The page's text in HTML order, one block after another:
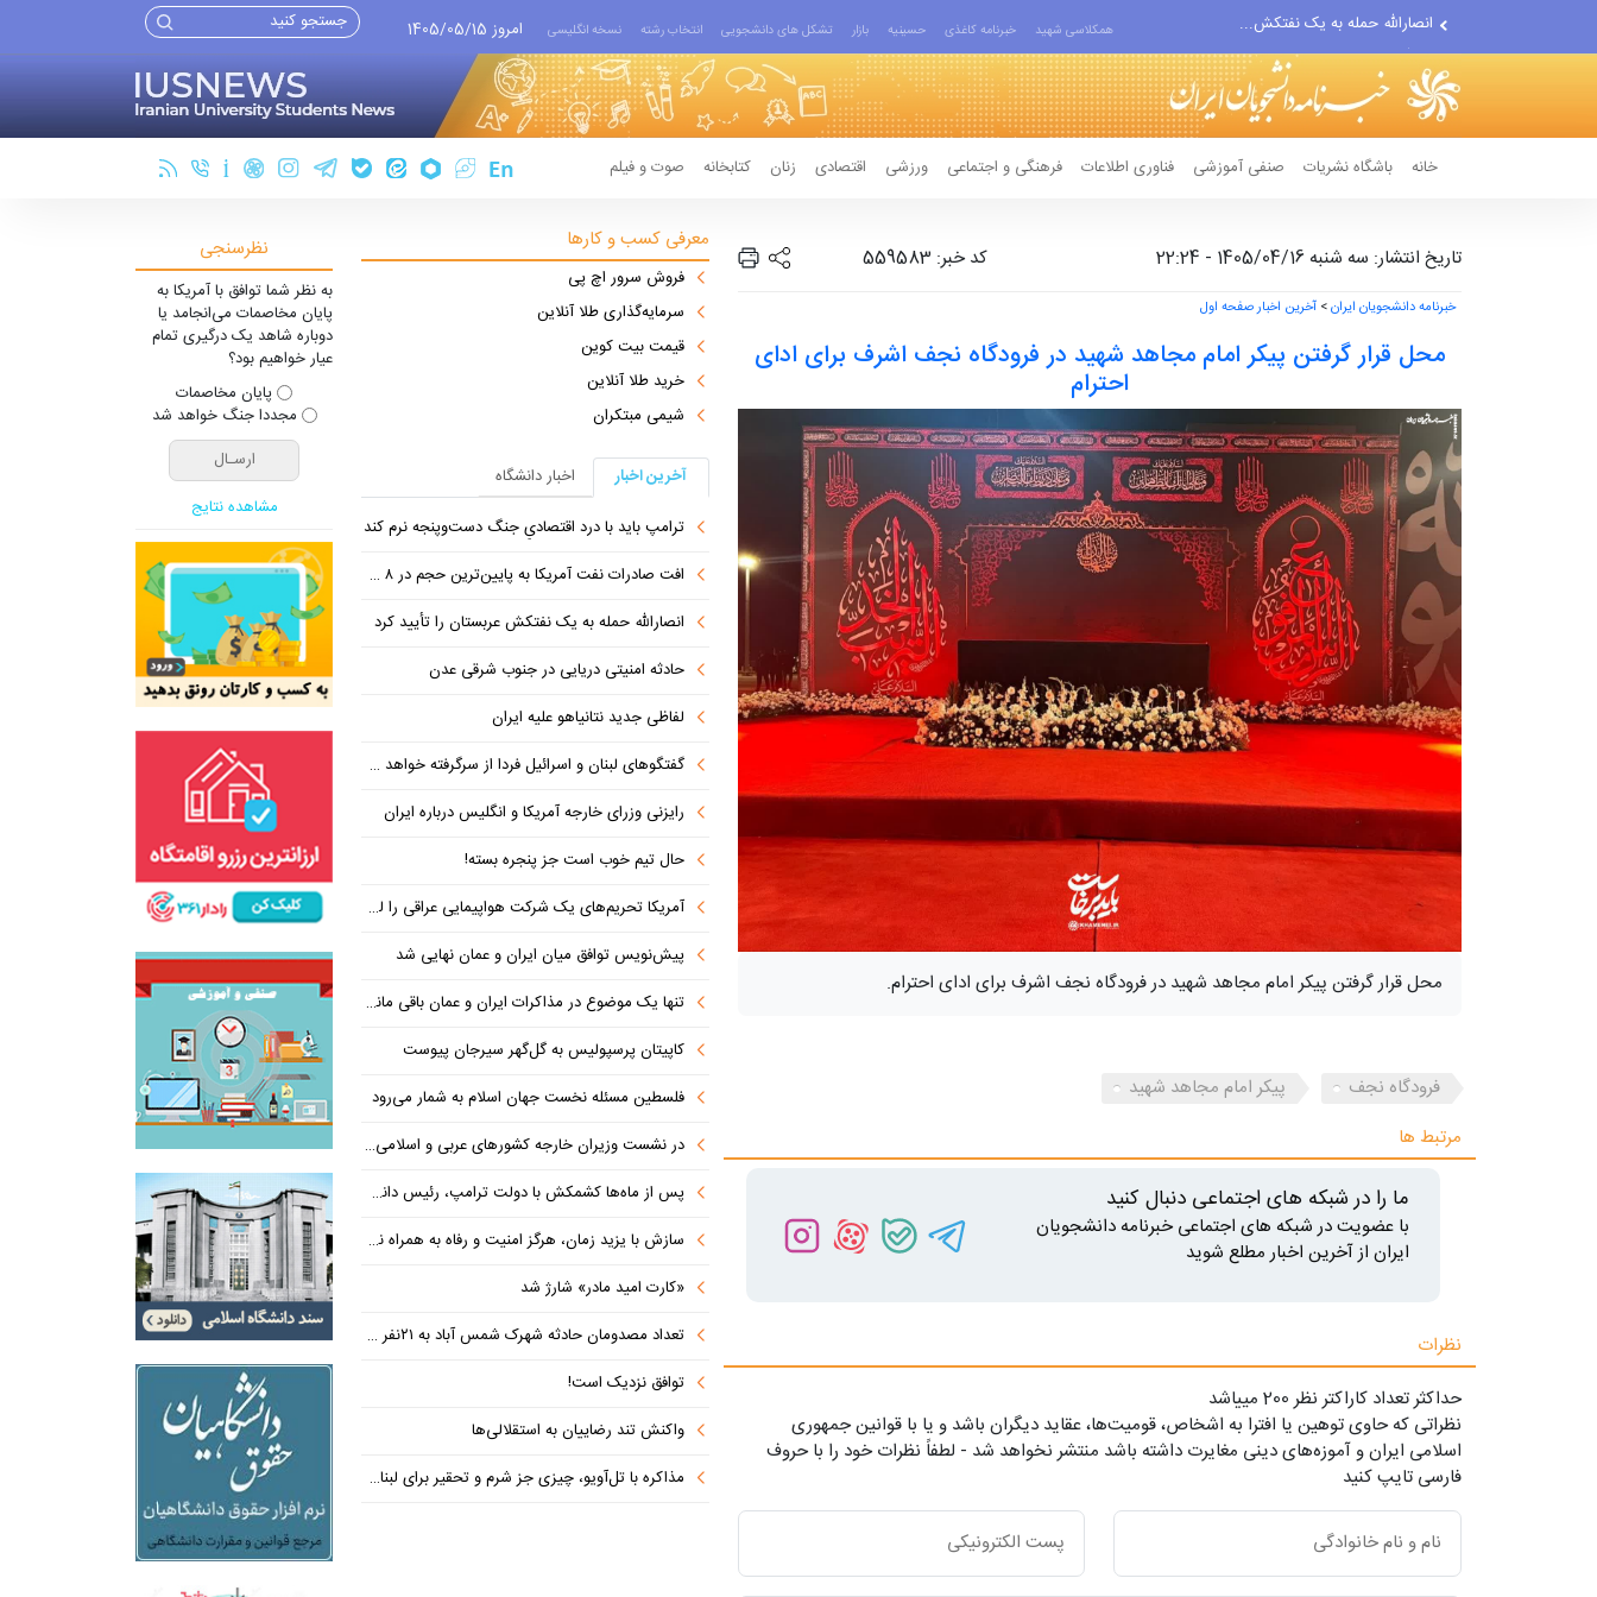
حادثه امنیتی دریایی در جنوب...
لفاظی جدید نتانیاهو علیه ایران
همکلاسی شهید خبرنامه کاغذی حسینیه بازار تشکل های دانشجویی انتخاب رشته نسخه انگلیسی امروز 1405/05/15
خانه باشگاه نشریات صنفی آموزشی فناوری اطلاعات فرهنگی و اجتماعی ورزشی اقتصادی زنان کتابخانه صوت و فیلم
تاریخ انتشار: سه شنبه 1405/04/16 - 22:24 کد خبر: 559583
خبرنامه دانشجویان ایران> آخرین اخبار صفحه اول
محل قرار گرفتن پیکر امام مجاهد شهید در فرودگاه نجف اشرف برای ادای
احترام
محل قرار گرفتن پیکر امام مجاهد شهید در فرودگاه نجف اشرف برای ادای احترام.
فرودگاه نجف
پیکر امام مجاهد شهید
مرتبط ها
ما را در شبکه های اجتماعی دنبال کنید
با عضویت در شبکه های اجتماعی خبرنامه دانشجویان
ایران از آخرین اخبار مطلع شوید
نظرات
حداکثر تعداد کاراکتر نظر 200 ميياشد
نظراتی که حاوی توهین یا افترا به اشخاص، قومیت‌ها، عقاید دیگران باشد و یا با قوانین جمهوری
اسلامی ایران و آموزه‌های دینی مغایرت داشته باشد منتشر نخواهد شد - لطفاً نظرات خود را با حروف
فارسی تایپ کنید
معرفی کسب و کارها
فروش سرور اچ پی
سرمایه‌گذاری طلا آنلاین
قیمت بیت کوین
خرید طلا آنلاین
شیمی مبتکران
آخرین اخبار
اخبار دانشگاه
ترامپ باید با درد اقتصادیِ جنگ دست‌و‌پنجه نرم کند
افت صادرات نفت آمریکا به پایین‌ترین حجم در ۸ ماه اخیر
انصارالله حمله به یک نفتکش عربستان را تأیید کرد
حادثه امنیتی دریایی در جنوب شرقی عدن
لفاظی جدید نتانیاهو علیه ایران
گفتگوهای لبنان و اسرائیل فردا از سرگرفته خواهد شد!
رایزنی وزرای خارجه آمریکا و انگلیس درباره ایران
حال تیم خوب است جز پنجره بسته!
آمریکا تحریم‌های یک شرکت هواپیمایی عراقی را لغو کرد
پیش‌نویس توافق میان ایران و عمان نهایی شد
تنها یک موضوع در مذاکرات ایران و عمان باقی مانده است
کاپیتان پرسپولیس به گل‌گهر سیرجان پیوست
فلسطین مسئله نخست جهان اسلام به شمار می‌رود
در نشست وزیران خارجه کشورهای عربی و اسلامی در امان چه گذشت؟
پس از ماه‌ها کشمکش با دولت ترامپ، رئیس دانشگاه براون کنار می‌رود
سازش با یزید زمان، هرگز امنیت و رفاه به همراه نداشته است
«کارت امید مادر» شارژ شد
تعداد مصدومان حادثه شهرک شمس آباد به ۲۱نفر رسید
توافق نزدیک است!
واکنش تند رضاییان به استقلالی‌ها
مذاکره با تل‌آویو، چیزی جز شرم و تحقیر برای لبنان ندارد
نظرسنجی
به نظر شما توافق با آمریکا به
پایان مخاصمات می‌انجامد یا
دوباره شاهد یک درگیری تمام
عیار خواهیم بود؟
پایان مخاصمات
مجددا جنگ خواهد شد
مشاهده نتایج